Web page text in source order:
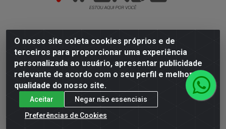
O nosso site coleta cookies próprios e de
terceiros para proporcionar uma experiência
personalizada ao usuário, apresentar publicidade
relevante de acordo com o seu perfil e melhorar a
qualidade do nosso site.
Aceitar
Negar não essenciais
Preferências de Cookies
Empresa Brasileira de Distribuição LTDA - Rodovia Mário
Covas, 472 - Coqueiro, Ananindeua/PA - CEP 67113-330
- CNPJ 05.402.904/0001-67